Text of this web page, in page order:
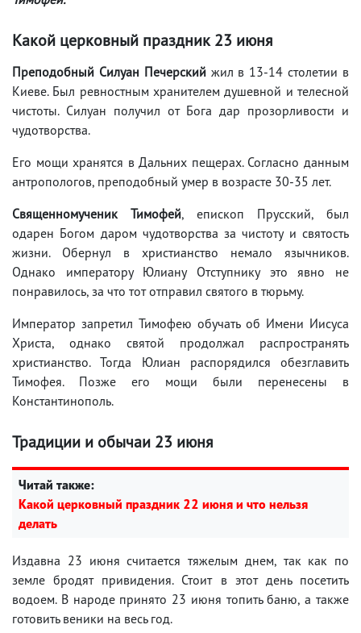
Какой церковный праздник 23 июня
Преподобный Силуан Печерский жил в 13-14 столетии в
Киеве. Был ревностным хранителем душевной и телесной
чистоты. Силуан получил от Бога дар прозорливости и
чудотворства.
Его мощи хранятся в Дальних пещерах. Согласно данным
антропологов, преподобный умер в возрасте 30-35 лет.
Священномученик Тимофей, епископ Прусский, был
одарен Богом даром чудотворства за чистоту и святость
жизни. Обернул в христианство немало язычников.
Однако императору Юлиану Отступнику это явно не
понравилось, за что тот отправил святого в тюрьму.
Император запретил Тимофею обучать об Имени Иисуса
Христа, однако святой продолжал распространять
христианство. Тогда Юлиан распорядился обезглавить
Тимофея. Позже его мощи были перенесены в
Константинополь.
Традиции и обычаи 23 июня
Читай также:
Какой церковный праздник 22 июня и что нельзя
делать
Издавна 23 июня считается тяжелым днем, так как по
земле бродят привидения. Стоит в этот день посетить
водоем. В народе принято 23 июня топить баню, а также
готовить веники на весь год.